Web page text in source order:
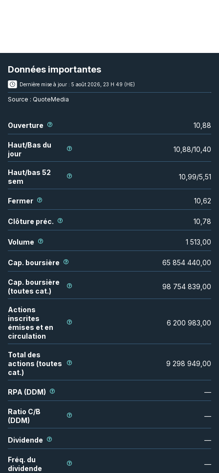
Données importantes
Dernière mise à jour : 5 août 2026, 23 H 49 (HE)
Source : QuoteMedia
Ouverture 10,88
Haut/Bas du
jour
10,88/10,40
Haut/bas 52
sem
10,99/5,51
Fermer 10,62
Clôture préc. 10,78
Volume 1 513,00
Cap. boursière 65 854 440,00
Cap. boursière
(toutes cat.)
98 754 839,00
Actions
inscrites
émises et en
circulation
6 200 983,00
Total des
actions (toutes
cat.)
9 298 949,00
RPA (DDM) —
Ratio C/B
(DDM)
—
Dividende —
Fréq. du
dividende
—